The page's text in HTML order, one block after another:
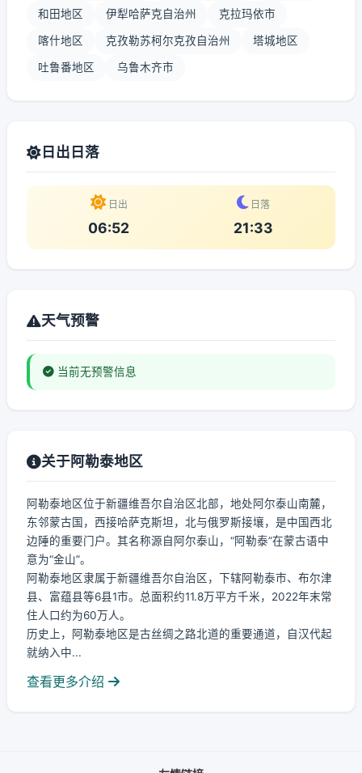
和田地区 伊犁哈萨克自治州 克拉玛依市
喀什地区 克孜勒苏柯尔克孜自治州 塔城地区
吐鲁番地区 乌鲁木齐市
日出日落
日出
06:52
日落
21:33
天气预警
当前无预警信息
关于阿勒泰地区
阿勒泰地区位于新疆维吾尔自治区北部，地处阿尔泰山南麓，
东邻蒙古国，西接哈萨克斯坦，北与俄罗斯接壤，是中国西北
边陲的重要门户。其名称源自阿尔泰山，“阿勒泰”在蒙古语中
意为“金山”。
阿勒泰地区隶属于新疆维吾尔自治区，下辖阿勒泰市、布尔津
县、富蕴县等6县1市。总面积约11.8万平方千米，2022年末常
住人口约为60万人。
历史上，阿勒泰地区是古丝绸之路北道的重要通道，自汉代起
就纳入中...
查看更多介绍